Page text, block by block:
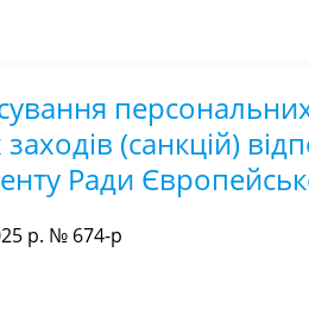
(санкцій)
Ради
р. № 674-р